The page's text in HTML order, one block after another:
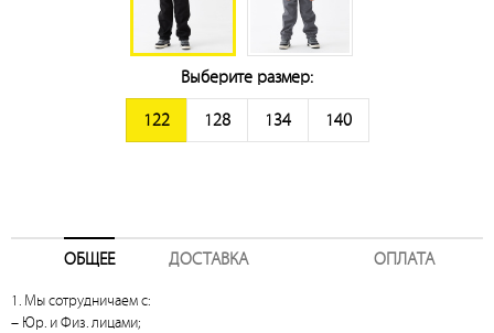
Выберите размер:
122 128 134 140
ОБЩЕЕ ДОСТАВКА ОПЛАТА
1. Мы сотрудничаем с:
– Юр. и Физ. лицами;